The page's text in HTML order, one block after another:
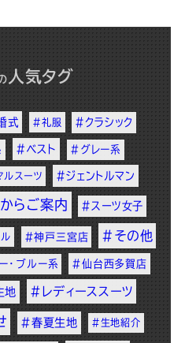
人気タグ
式 #礼服 #クラシック
#ベスト #グレー系
ルスーツ #ジェントルマン
らご案内 #スーツ女子
#神戸三宮店 #その他
・ブルー系 #仙台西多賀店
地 #レディーススーツ
#春夏生地 #生地紹介